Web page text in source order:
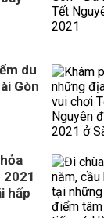
du
Gòn
hấp